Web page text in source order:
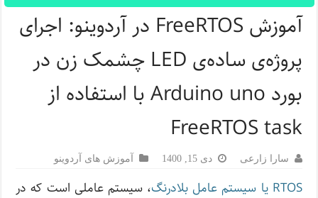
آموزش FreeRTOS در آردوینو: اجرای
پروژه‌ی ساده‌ی LED چشمک زن در
بورد Arduino uno با استفاده از
FreeRTOS task
سارا زارعی دی 15, 1400 آموزش های آردوینو
RTOS یا سیستم عامل بلادرنگ
، سیستم عاملی است که در